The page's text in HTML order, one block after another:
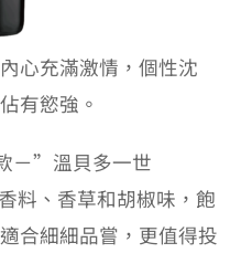
心充滿激情，個性沈
有慾強。
－”溫貝多一世
料、香草和胡椒味，飽
合細細品嘗，更值得投